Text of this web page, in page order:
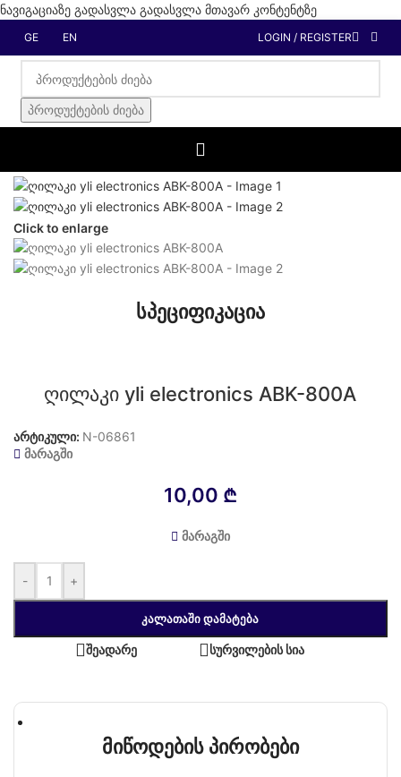
ნავიგაციაზე გადასვლა გადასვლა მთავარ კონტენტზე
GE EN LOGIN / REGISTER
პროდუქტების ძიება
Click to enlarge
სპეციფიკაცია
ღილაკი yli electronics ABK-800A
არტიკული: N-06861
მარაგში
10,00 ₾
მარაგში
- +
ᲙᲐᲚᲐᲗᲐᲨᲘ ᲓᲐᲛᲐᲢᲔᲑᲐ
შეადარე სურვილების სია
მიწოდების პირობები